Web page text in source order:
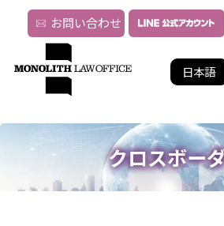
日本語
お問い合わせ
クロスボー